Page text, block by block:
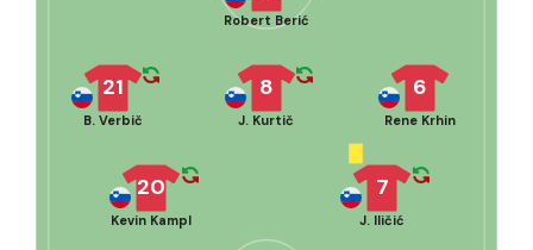
20
Kevin Kampl
7
J. Iličić
21
B. Verbič
8
J. Kurtič
6
Rene Krhin
Robert Berić